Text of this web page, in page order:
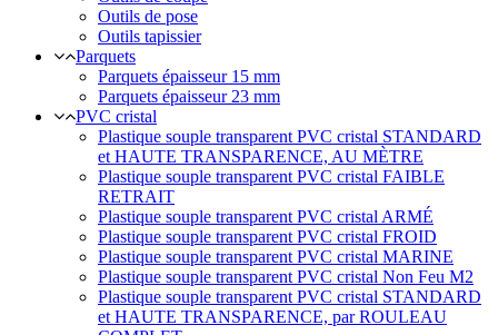
Outils de pose
Outils tapissier
Parquets
Parquets épaisseur 15 mm
Parquets épaisseur 23 mm
PVC cristal
Plastique souple transparent PVC cristal STANDARD
et HAUTE TRANSPARENCE, AU MÈTRE
Plastique souple transparent PVC cristal FAIBLE
RETRAIT
Plastique souple transparent PVC cristal ARMÉ
Plastique souple transparent PVC cristal FROID
Plastique souple transparent PVC cristal MARINE
Plastique souple transparent PVC cristal Non Feu M2
Plastique souple transparent PVC cristal STANDARD
et HAUTE TRANSPARENCE, par ROULEAU